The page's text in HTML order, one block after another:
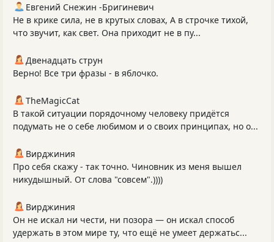
Евгений Снежин -Бригиневич
Не в крике сила, не в крутых словах, А в строчке тихой,
что звучит, как свет. Она приходит не в пу...
Двенадцать струн
Верно! Все три фразы - в яблочко.
TheMagicCat
В такой ситуации порядочному человеку придётся
подумать не о себе любимом и о своих принципах, но о...
Вирджиния
Про себя скажу - так точно. Чиновник из меня вышел
никудышный. От слова "совсем".))))
Вирджиния
Он не искал ни чести, ни позора — он искал способ
удержать в этом мире ту, что ещё не умеет держатьс...